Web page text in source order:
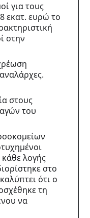
για τους
εκατ. ευρώ το
στην
στους
του
κάθε λογής
στο
ότι ο
τη
να